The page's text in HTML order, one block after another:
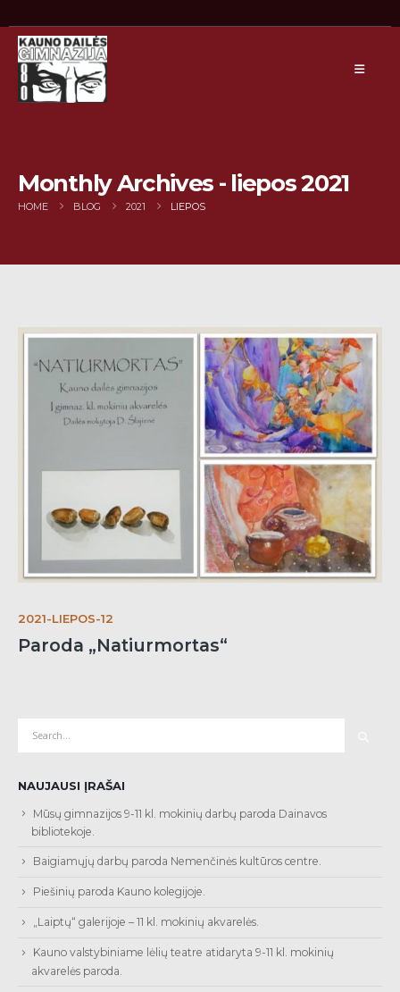
Monthly Archives - liepos 2021
HOME BLOG 2021 LIEPOS
2021-LIEPOS-12
Paroda „Natiurmortas“
NAUJAUSI ĮRAŠAI
Mūsų gimnazijos 9-11 kl. mokinių darbų paroda Dainavos
bibliotekoje.
Baigiamųjų darbų paroda Nemenčinės kultūros centre.
Piešinių paroda Kauno kolegijoje.
„Laiptų“ galerijoje – 11 kl. mokinių akvarelės.
Kauno valstybiniame lėlių teatre atidaryta 9-11 kl. mokinių
akvarelės paroda.